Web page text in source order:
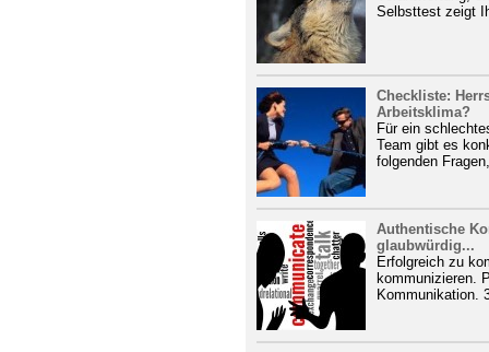
Selbsttest zeigt
Checkliste:
Arbeitsklima?
Für ein
Team gibt es
folgenden
Authentische
glaubwürdig...
Erfolgreich zu
kommunizieren.
Kommunikation.